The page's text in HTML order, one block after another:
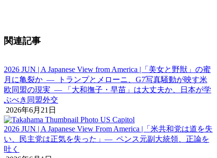
関連記事
2026 JUN | A Japanese View from America |「美女と野獣」の蜜
月に亀裂か ― トランプとメローニ、G7写真騒動が映す米
欧同盟の現実 ― 「大和撫子・早苗」は大丈夫か、日本が学
ぶべき同盟外交
2026年6月21日
2026 JUN | A Japanese View From America |「米共和党は道を失
い、民主党は正気を失った」― ペンス元副大統領、正論を
吐く